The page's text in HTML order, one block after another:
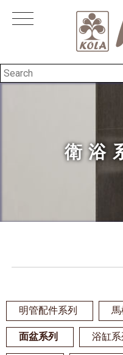
衛浴
明管配件系列 馬
面盆系列 浴缸系